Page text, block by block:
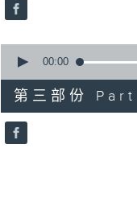
seconds
90%
seconds
56
minutes,
10
seconds
90%
00:00
第三部份